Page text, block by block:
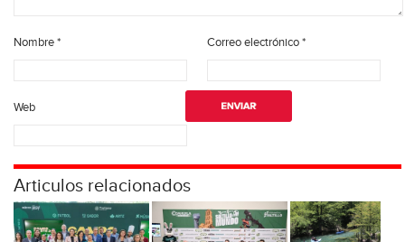
Nombre* Correo electrónico*
Web
Articulos relacionados